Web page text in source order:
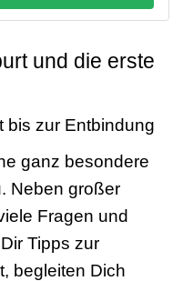
und die erste
bis zur Entbindung
ganz besondere
Neben großer
Fragen und
Tipps zur
begleiten Dich